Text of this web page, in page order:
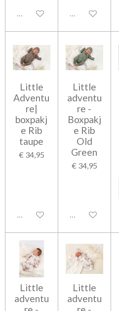
Uitgeschakeld Uitgeschakeld
Little
Adventu
re|
boxpakj
e Rib
taupe
€ 34,95
Uitgeschakeld
Little
adventu
re -
Boxpakj
e Rib
Old
Green
€ 34,95
Uitgeschakeld
Little
adventu
Little
adventu